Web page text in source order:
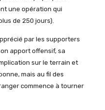
une opération qui
de 250 jours).
par les supporters
apport offensif, sa
sur le terrain et
mais au fil des
commence à tourner